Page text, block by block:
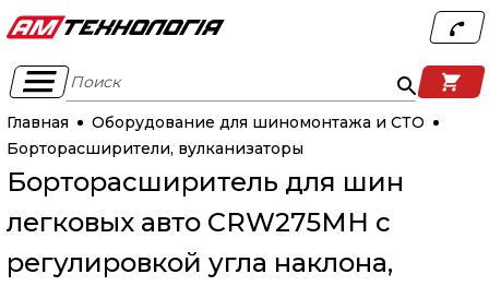
Поиск
Главная
Оборудование для шиномонтажа и СТО
Борторасширители, вулканизаторы
Борторасширитель для шин
легковых авто CRW275MH с
регулировкой угла наклона,